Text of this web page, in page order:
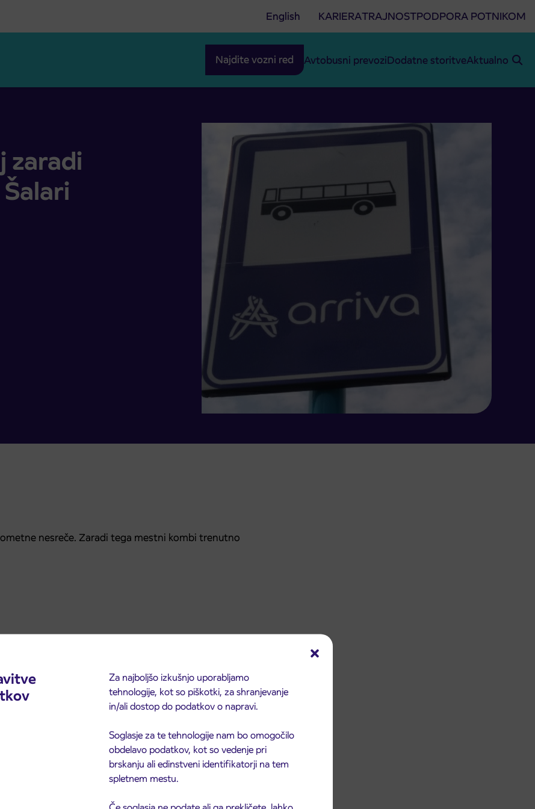
Za najboljšo izkušnjo uporabljamo
tehnologije, kot so piškotki, za shranjevanje
in/ali dostop do podatkov o napravi.
Soglasje za te tehnologije nam bo omogočilo
obdelavo podatkov, kot so vedenje pri
brskanju ali edinstveni identifikatorji na tem
spletnem mestu.
English KARIERATRAJNOSTPODPORA POTNIKOM
Najdite vozni red Avtobusni prevoziDodatne storitveAktualno
zaradi
nesreče. Zaradi tega mestni kombi trenutno